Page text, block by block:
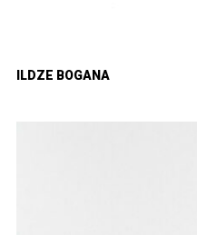
ILDZE BOGANA